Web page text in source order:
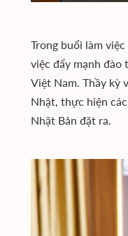
Trong buổi làm
việc đẩy mạnh
Việt Nam. Thầy kỳ
Nhật, thực hiện
Nhật Bản đặt ra.